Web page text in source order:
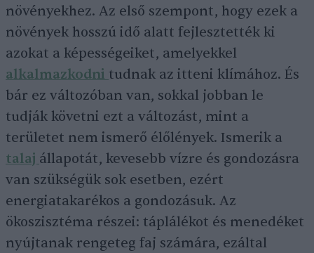
növényekhez. Az első szempont, hogy ezek a
növények hosszú idő alatt fejlesztették ki
azokat a képességeiket, amelyekkel
alkalmazkodni tudnak az itteni klímához. És
bár ez változóban van, sokkal jobban le
tudják követni ezt a változást, mint a
területet nem ismerő élőlények. Ismerik a
talaj állapotát, kevesebb vízre és gondozásra
van szükségük sok esetben, ezért
energiatakarékos a gondozásuk. Az
ökoszisztéma részei: táplálékot és menedéket
nyújtanak rengeteg faj számára, ezáltal